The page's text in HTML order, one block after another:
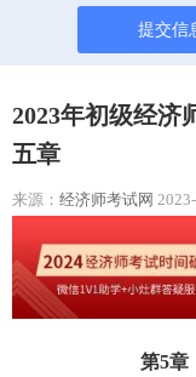
提交信
2023年初级经济
五章
来源： 经济师考试网
第5